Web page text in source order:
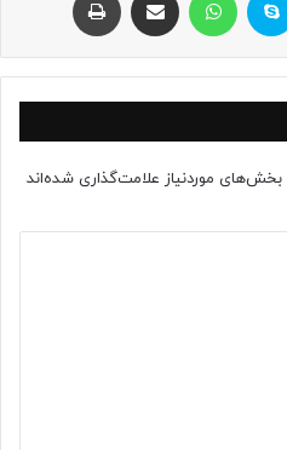
بخش‌های موردنیاز علامت‌گذاری شده‌اند